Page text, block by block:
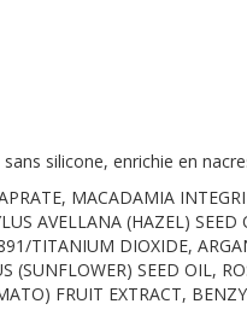
silicone, enrichie en
MACADAMIA
AVELLANA (HAZEL)
TITANIUM DIOXIDE,
(SUNFLOWER) SEED OIL,
FRUIT EXTRACT,